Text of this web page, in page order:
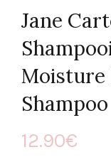
Jane
Moisture
Shampoo
12.90€